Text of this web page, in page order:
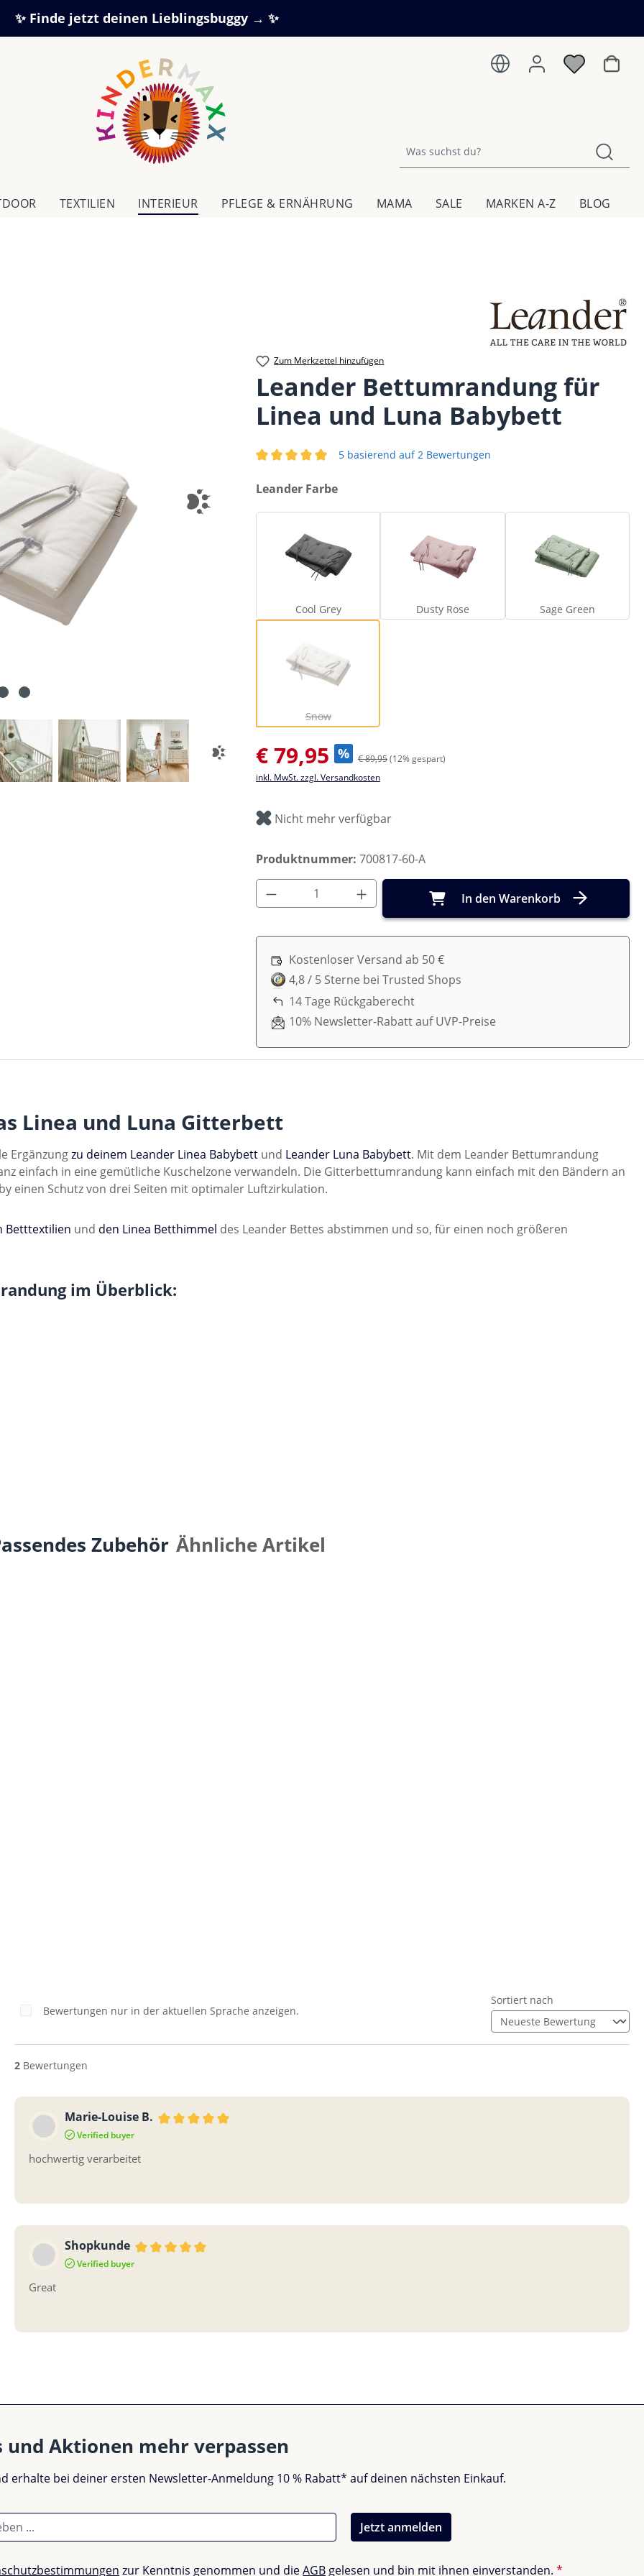
✨ Finde jetzt deinen Lieblingsbuggy → ✨
TEXTILIEN IN­TE­RI­EUR PFLEGE & ERNÄHRUNG MAMA SALE MARKEN A-Z BLOG
Zum Merkzettel hinzufügen
Leander Bettumrandung für
Linea und Luna Babybett
5 basierend auf 2 Bewertungen
auswählen
Leander Farbe
Cool Grey
Cool Grey
Dusty Rose
Dusty Rose
Sage Green
Sage Green
Snow
Snow
(Diese Option ist zurzeit nicht verfügbar.)
Verkaufspreis:
€ 79,95 % € 89,95(12% gespart)
inkl. MwSt. zzgl. Versandkosten
Nicht mehr verfügbar
Produktnummer: 700817-60-A
Produkt Anzahl: Gib den gewünschten Wert
In den Warenkorb
Kostenloser Versand ab 50 €
4,8 / 5 Sterne bei Trusted Shops
14 Tage Rückgaberecht
10% Newsletter-Rabatt auf UVP-Preise
Linea und Luna Gitterbett
Ergänzungzu deinem Leander Linea Babybett und Leander Luna Babybett. Mit dem Leander Bettumrandung
einfach in eine gemütliche Kuschelzone verwandeln. Die Gitterbettumrandung kann einfach mit den Bändern an
einen Schutz von drei Seiten mit optimaler Luftzirkulation.
Betttextilien und den Linea Betthimmel des Leander Bettes abstimmen und so, für einen noch größeren
im Überblick:
Zubehör Ähnliche Artikel
Bewertungen nur in der aktuellen Sprache anzeigen.
Sortiert nach
2 Bewertungen
Marie-Louise B.
Verified buyer
hochwertig verarbeitet
Shopkunde
Verified buyer
Great
und Aktionen mehr verpassen
erhalte bei deiner ersten Newsletter-Anmeldung 10 % Rabatt* auf deinen nächsten Einkauf.
Jetzt anmelden
zur Kenntnis genommen und dieAGB gelesen und bin mit ihnen einverstanden.*